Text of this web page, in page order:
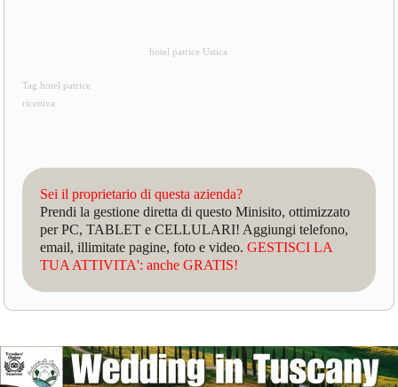
hotel patrice Ustica
Tag hotel patrice
ricettiva
Sei il proprietario di questa azienda?
Prendi la gestione diretta di questo Minisito, ottimizzato
per PC, TABLET e CELLULARI! Aggiungi telefono,
email, illimitate pagine, foto e video.GESTISCI LA
TUA ATTIVITA': anche GRATIS!